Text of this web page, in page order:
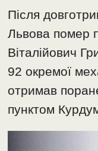
Після
Львова помер
Віталійович
92 окремої
отримав
пунктом